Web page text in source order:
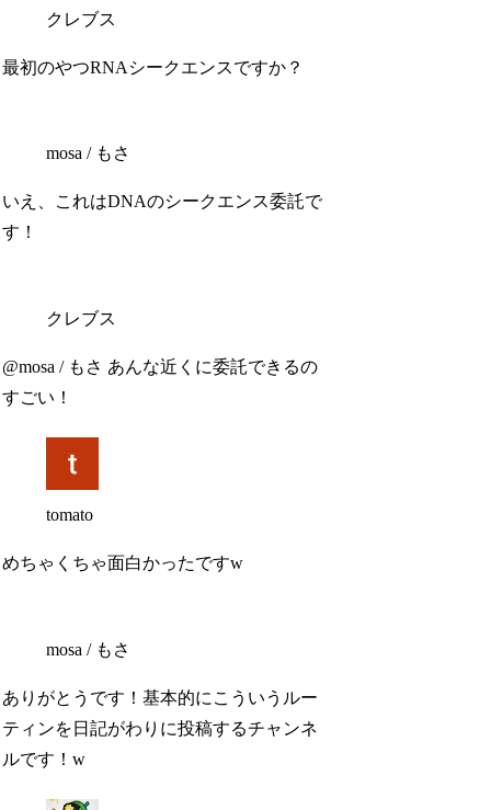
クレブス
最初のやつRNAシークエンスですか？
mosa / もさ
いえ、これはDNAのシークエンス委託で
す！
クレブス
@mosa / もさ あんな近くに委託できるの
すごい！
tomato
めちゃくちゃ面白かったですw
mosa / もさ
ありがとうです！基本的にこういうルー
ティンを日記がわりに投稿するチャンネ
ルです！w